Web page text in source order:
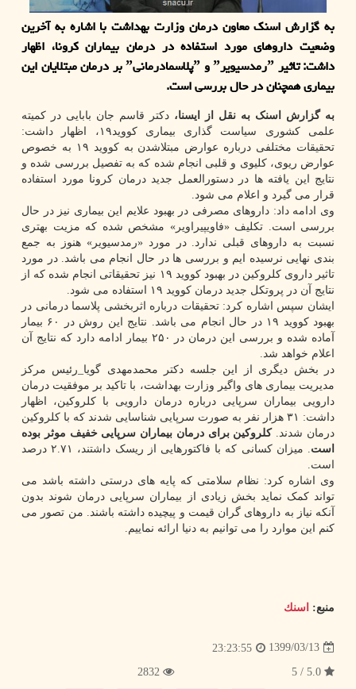
به گزارش اسنك معاون درمان وزارت بهداشت با اشاره به آخرین
وضعیت داروهای مورد استفاده در درمان بیماران كرونا، اظهار
داشت: تاثیر ˮرمدسیویرˮ و ˮپلاسمادرمانیˮ بر درمان مبتلایان این
بیماری همچنان در حال بررسی است.
به گزارش اسنک به نقل از ایسنا، دکتر قاسم جان بابایی در کمیته
علمی کشوری سیاست گذاری بیماری کووید۱۹، اظهار داشت:
تحقیقات مختلفی درباره عوارض مبتلاشدن به کووید ۱۹ به خصوص
عوارض ریوی، کلیوی و قلبی انجام شده که به تفصیل بررسی شده و
نتایج این یافته ها در دستورالعمل جدید درمان کرونا مورد استفاده
قرار می گیرد و اعلام می شود.
وی ادامه داد: داروهای مصرفی در بهبود علایم این بیماری نیز در حال
بررسی است. تکلیف «فاویپیراویر» مشخص شده که مزیت بهتری
نسبت به داروهای قبلی ندارد. در مورد «رمدسیویر» هنوز به جمع
بندی نهایی نرسیده ایم و بررسی ها در حال انجام می باشد. در مورد
تاثیر داروی کلروکین در بهبود کووید ۱۹ نیز تحقیقاتی انجام شده که از
نتایج آن در پروتکل جدید درمان کووید ۱۹ استفاده می شود.
ایشان سپس اشاره کرد: تحقیقات درباره اثربخشی پلاسما درمانی در
بهبود کووید ۱۹ در حال انجام می باشد. نتایج این روش در ۶۰ بیمار
آماده شده و بررسی این درمان در ۲۵۰ بیمار ادامه دارد که نتایج آن
اعلام خواهد شد.
در بخش دیگری از این جلسه دکتر محمدمهدی گویا_رئیس مرکز
مدیریت بیماری های واگیر وزارت بهداشت، با تاکید بر موفقیت درمان
دارویی بیماران سرپایی درباره درمان دارویی با کلروکین، اظهار
داشت: ۳۱ هزار نفر به صورت سرپایی شناسایی شدند که با کلروکین
درمان شدند.کلروکین برای درمان بیماران سرپایی خفیف موثر بوده
است
. میزان کسانی که با فاکتورهایی از ریسک داشتند، ۲.۷۱ درصد
است.
وی اشاره کرد: نظام سلامتی که پایه های درستی داشته باشد می
تواند کمک نماید بخش زیادی از بیماران سرپایی درمان شوند بدون
آنکه نیاز به داروهای گران قیمت و پیچیده داشته باشند. من تصور می
کنم این موارد را می توانیم به دنیا ارائه نماییم.
منبع: اسنك
1399/03/13
23:23:55